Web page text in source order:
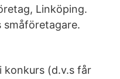
Linköping.
småföretagare.
konkurs (d.v.s får